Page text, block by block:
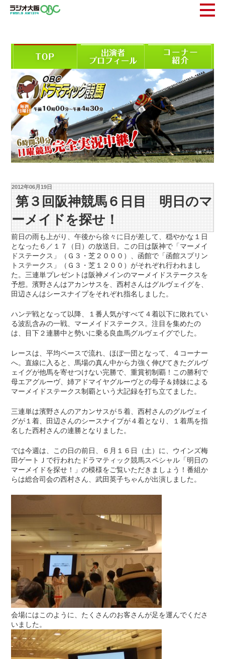
2012年06月19日
第３回阪神競馬６日目 明日のマ
ーメイドを探せ！
前日の雨も上がり、午後から徐々に日が差して、穏やかな１日
となった６／１７（日）の放送日。この日は阪神で「マーメイ
ドステークス」（Ｇ３・芝２０００）、函館で「函館スプリン
トステークス」（Ｇ３・芝１２００）がそれぞれ行われまし
た。三連単プレゼントは阪神メインのマーメイドステークスを
予想。濱野さんはアカンサスを、西村さんはグルヴェイグを、
田辺さんはシースナイプをそれぞれ指名しました。
ハンデ戦となって以降、１番人気がすべて４着以下に敗れてい
る波乱含みの一戦、マーメイドステークス。注目を集めたの
は、目下２連勝中と勢いに乗る良血馬グルヴェイグでした。
レースは、平均ペースで流れ、ほぼ一団となって、４コーナー
へ。直線に入ると、馬場の真ん中から力強く伸びてきたグルヴ
ェイグが他馬を寄せつけない完勝で、重賞初制覇！この勝利で
母エアグルーヴ、姉アドマイヤグルーヴとの母子＆姉妹による
マーメイドステークス制覇という大記録を打ち立てました。
三連単は濱野さんのアカンサスが５着、西村さんのグルヴェイ
グが１着、田辺さんのシースナイプが４着となり、１着馬を指
名した西村さんの連勝となりました。
では今週は、この日の前日、６月１６日（土）に、ウインズ梅
田ゲートＪで行われたドラマティック競馬スペシャル「明日の
マーメイドを探せ！」の模様をご覧いただきましょう！番組か
らは総合司会の西村さん、武田英子ちゃんが出演しました。
会場にはこのように、たくさんのお客さんが足を運んでくださ
いました。